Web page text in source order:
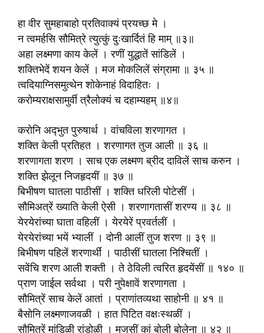
हा वीर सुमहाबाहो प्रतिवाक्यं प्रयच्छ मे ।
न त्वमर्हसि सौ‍मित्रे त्युत्कुं दुःखार्दितं हि माम् ॥३॥
अहा लक्ष्मणा काय केलें । रणीं युद्धातें सांडिलें ।
शक्तिभेदें शयन केलें । मज मोकलिलें संग्रामा ॥ ३५ ॥
त्वदियाग्निसमुत्थेन शोकेनाहं विदाहितः ।
करोम्यराक्षसामुर्वी त्रैलोक्यं च दहाम्यहम् ॥४॥
करोनि अद्‍भुत पुरुषार्थ । वांचविला शरणागत ।
शक्ति केली प्रतिहत । शरणागत तुज आली ॥ ३६ ॥
शरणागता शरण । साच एक लक्ष्मण ब्रीद दाविलें साच करुन ।
शक्ति झेलून निजहृदयीं ॥ ३७ ॥
बिभीषण घातला पाठीसीं । शक्ति धरिली पोटेसीं ।
सौ‍मिअत्रें ख्याति केली ऐसी । शरणागतासीं शरण्य ॥ ३८ ॥
येरयेरांच्या घाता वहिलीं । येरयेरें प्रवर्तलीं ।
येरयेरांच्या भयें भ्यालीं । दोनी आलीं तुज शरण ॥ ३९ ॥
बिभीषण पहिलें शरणार्थीं । पाठीसीं घातला निश्चितीं ।
सवेंचि शरण आली शक्ती । ते ठेविली त्वरित हृदयेंसीं ॥ १४० ॥
प्राण जाईल सर्वथा । परी नुपेक्षावें शरणागता ।
सौ‍मित्रें साच केलें आतां । प्राणांतव्यथा साहोनी ॥ ४१ ॥
बैसोनि लक्ष्मणाजवळी । हात पिटित वक्षःस्थळीं ।
सौ‍मित्रें मांडिळी रांडोळी । मजसीं कां बोली बोलेना ॥ ४२ ॥